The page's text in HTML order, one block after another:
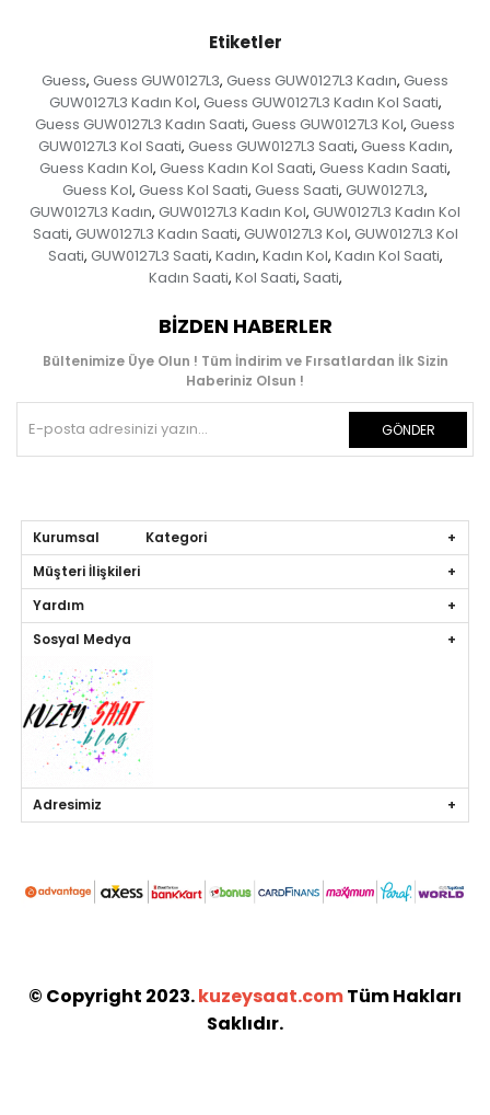
Etiketler
Guess, Guess GUW0127L3, Guess GUW0127L3 Kadın, Guess
GUW0127L3 Kadın Kol, Guess GUW0127L3 Kadın Kol Saati,
Guess GUW0127L3 Kadın Saati, Guess GUW0127L3 Kol, Guess
GUW0127L3 Kol Saati, Guess GUW0127L3 Saati, Guess Kadın,
Guess Kadın Kol, Guess Kadın Kol Saati, Guess Kadın Saati,
Guess Kol, Guess Kol Saati, Guess Saati, GUW0127L3,
GUW0127L3 Kadın, GUW0127L3 Kadın Kol, GUW0127L3 Kadın Kol
Saati, GUW0127L3 Kadın Saati, GUW0127L3 Kol, GUW0127L3 Kol
Saati, GUW0127L3 Saati, Kadın, Kadın Kol, Kadın Kol Saati,
Kadın Saati, Kol Saati, Saati,
BIZDEN HABERLER
Bültenimize Üye Olun ! Tüm İndirim ve Fırsatlardan İlk Sizin
Haberiniz Olsun !
GÖNDER
Kurumsal Kategori
Müşteri İlişkileri
Yardım
Sosyal Medya
Adresimiz
© Copyright 2023.kuzeysaat.comTüm Hakları
Saklıdır.